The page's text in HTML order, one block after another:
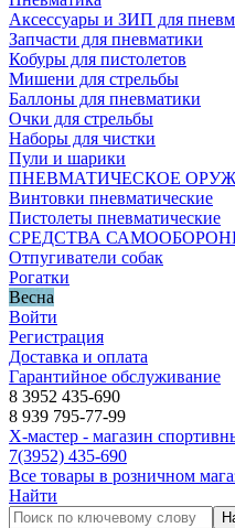
Аксессуары и ЗИП для
Запчасти для пневматики
Кобуры для пистолетов
Мишени для стрельбы
Баллоны для пневматики
Очки для стрельбы
Наборы для чистки
Пули и шарики
ПНЕВМАТИЧЕСКОЕ
Винтовки пневматические
Пистолеты пневматические
СРЕДСТВА
Отпугиватели собак
Рогатки
Весна
Войти
Регистрация
Доставка и оплата
Гарантийное обслуживание
8 3952 435-690
8 939 795-77-99
Х-мастер - магазин
7(3952) 435-690
Все товары в розничном
Найти